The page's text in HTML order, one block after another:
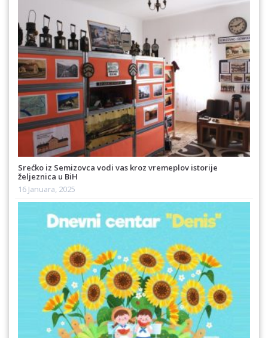
Srećko iz Semizovca vodi vas kroz vremeplov istorije
željeznica u BiH
16 Januara, 2025